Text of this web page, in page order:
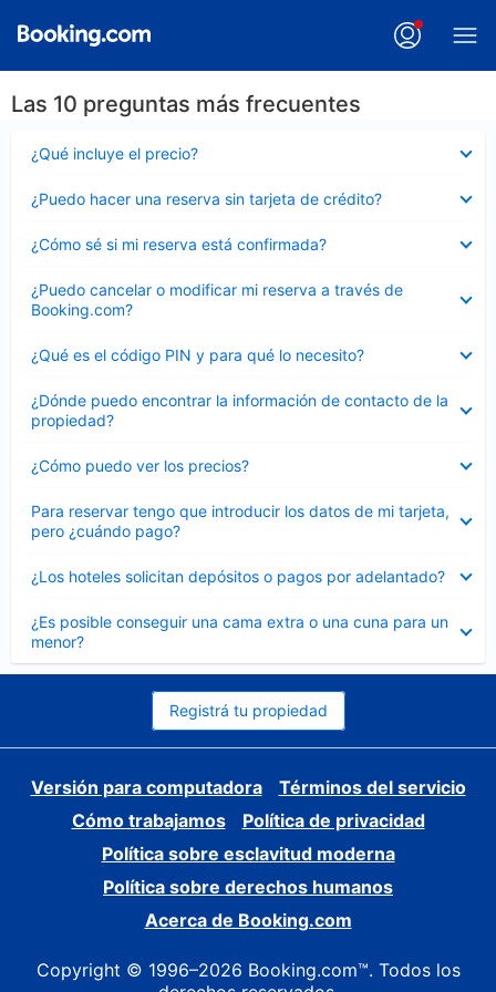
Las 10 preguntas más frecuentes
¿Qué incluye el precio?
cerrado
¿Puedo hacer una reserva sin tarjeta de crédito?
cerrado
¿Cómo sé si mi reserva está confirmada?
cerrado
¿Puedo cancelar o modificar mi reserva a través de
Booking.com?
cerrado
¿Qué es el código PIN y para qué lo necesito?
cerrado
¿Dónde puedo encontrar la información de contacto de la
propiedad?
cerrado
¿Cómo puedo ver los precios?
cerrado
Para reservar tengo que introducir los datos de mi tarjeta,
pero ¿cuándo pago?
cerrado
¿Los hoteles solicitan depósitos o pagos por adelantado?
cerrado
¿Es posible conseguir una cama extra o una cuna para un
menor?
cerrado
Registrá tu propiedad
Versión para computadora
Términos del servicio
Cómo trabajamos
Política de privacidad
Política sobre esclavitud moderna
Política sobre derechos humanos
Acerca de Booking.com
Copyright © 1996–2026 Booking.com™. Todos los